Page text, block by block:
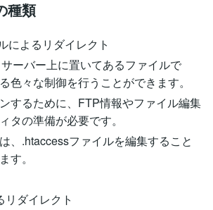
種類
によるリダイレクト
サーバー上に置いてあるファイルで
色々な制御を行うことができます。
するために、FTP情報やファイル編集
タの準備が必要です。
、.htaccessファイルを編集すること
す。
ダイレクト